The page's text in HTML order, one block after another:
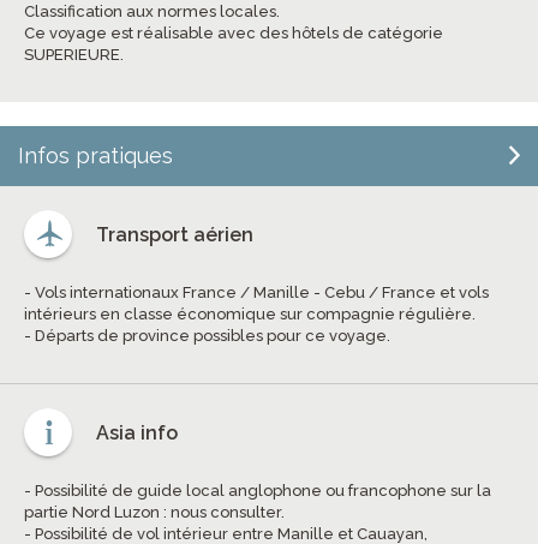
Classification aux normes locales.
Ce voyage est réalisable avec des hôtels de catégorie
SUPERIEURE.
Infos pratiques
Transport aérien
- Vols internationaux France / Manille - Cebu / France et vols
intérieurs en classe économique sur compagnie régulière.
- Départs de province possibles pour ce voyage.
Asia info
- Possibilité de guide local anglophone ou francophone sur la
partie Nord Luzon : nous consulter.
- Possibilité de vol intérieur entre Manille et Cauayan,